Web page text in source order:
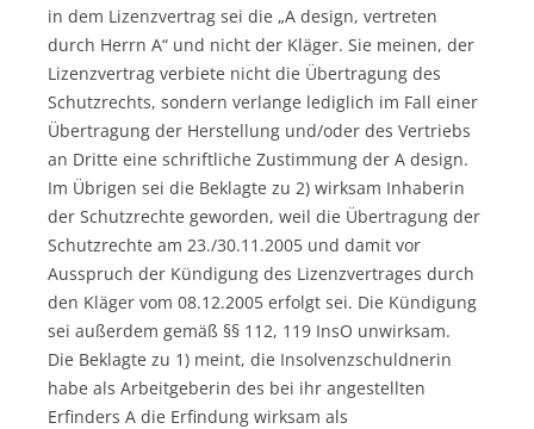
in dem Lizenzvertrag sei die „A design, vertreten
durch Herrn A“ und nicht der Kläger. Sie meinen, der
Lizenzvertrag verbiete nicht die Übertragung des
Schutzrechts, sondern verlange lediglich im Fall einer
Übertragung der Herstellung und/oder des Vertriebs
an Dritte eine schriftliche Zustimmung der A design.
Im Übrigen sei die Beklagte zu 2) wirksam Inhaberin
der Schutzrechte geworden, weil die Übertragung der
Schutzrechte am 23./30.11.2005 und damit vor
Ausspruch der Kündigung des Lizenzvertrages durch
den Kläger vom 08.12.2005 erfolgt sei. Die Kündigung
sei außerdem gemäß §§ 112, 119 InsO unwirksam.
Die Beklagte zu 1) meint, die Insolvenzschuldnerin
habe als Arbeitgeberin des bei ihr angestellten
Erfinders A die Erfindung wirksam als